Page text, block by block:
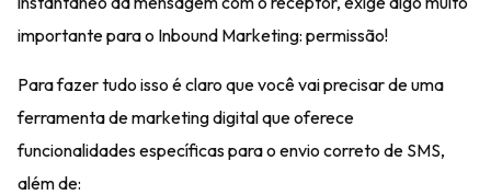
importante para o Inbound Marketing: permissão!
Para fazer tudo isso é claro que você vai precisar de uma
ferramenta de marketing digital que oferece
funcionalidades específicas para o envio correto de SMS,
além de: